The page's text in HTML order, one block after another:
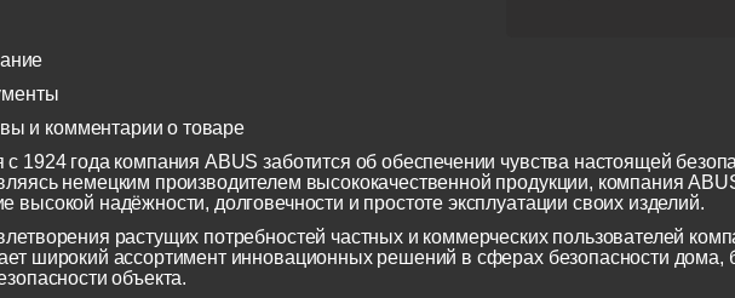
и комментарии о товаре
с 1924 года компания ABUS заботится об обеспечении чувства настоящей
немецким производителем высококачественной продукции, компания
высокой надёжности, долговечности и простоте эксплуатации своих изделий.
растущих потребностей частных и коммерческих пользователей
широкий ассортимент инновационных решений в сферах безопасности дома,
объекта.